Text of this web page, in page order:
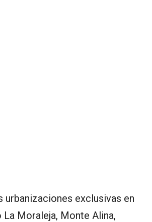
urbanizaciones exclusivas en
Moraleja, Monte Alina,